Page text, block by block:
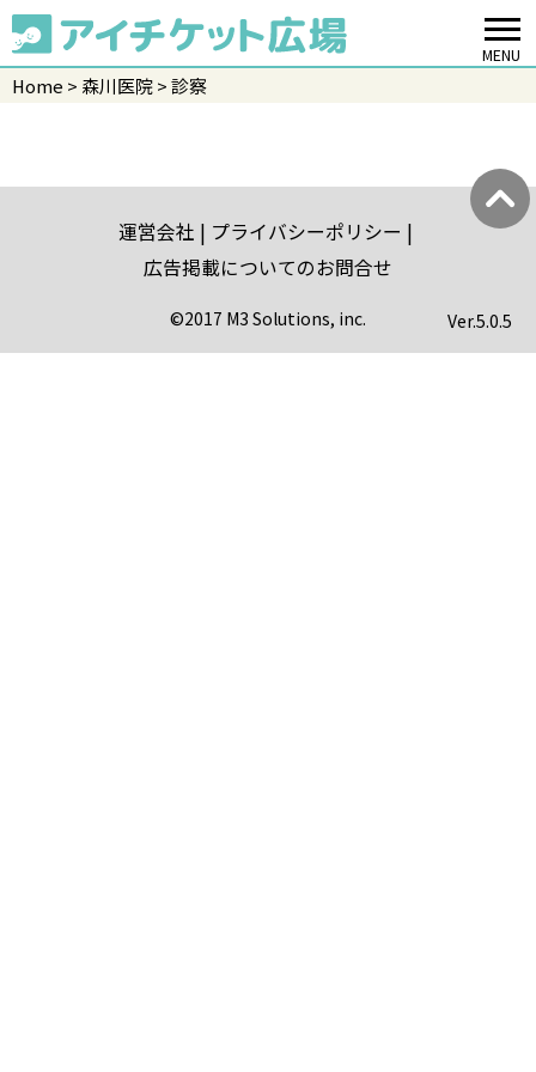
MENU
Home 森川医院 診察
運営会社
プライバシーポリシー
広告掲載についてのお問合せ
©2017 M3 Solutions, inc. Ver.5.0.5